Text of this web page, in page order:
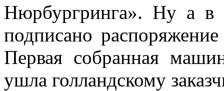
Нюрбургринга». Ну а в
подписано
Первая собранная
ушла голландскому